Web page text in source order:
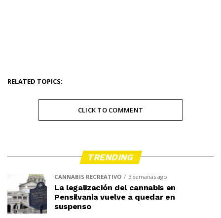
RELATED TOPICS:
CLICK TO COMMENT
TRENDING
CANNABIS RECREATIVO 3 semanas ago
La legalización del cannabis en
Pensilvania vuelve a quedar en
suspenso